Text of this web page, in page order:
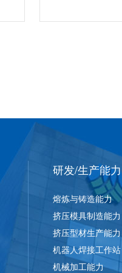
研发/生产能力
熔炼与铸造能力
挤压模具制造能力
挤压型材生产能力
机器人焊接工作站
机械加工能力